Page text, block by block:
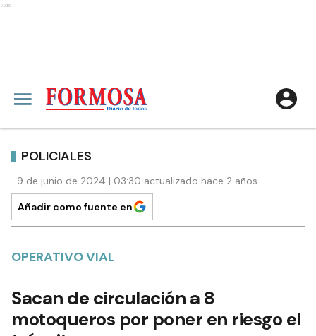
Ads
POLICIALES
9 de junio de 2024 | 03:30 actualizado hace 2 años
Añadir como fuente en
OPERATIVO VIAL
Sacan de circulación a 8
motoqueros por poner en riesgo el